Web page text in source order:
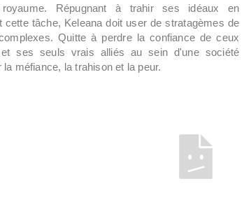
Répugnant à trahir ses idéaux en
cette tâche, Keleana doit user de stratagèmes de
Quitte à perdre la confiance de ceux
ses seuls vrais alliés au sein d'une société
la méfiance, la trahison et la peur.